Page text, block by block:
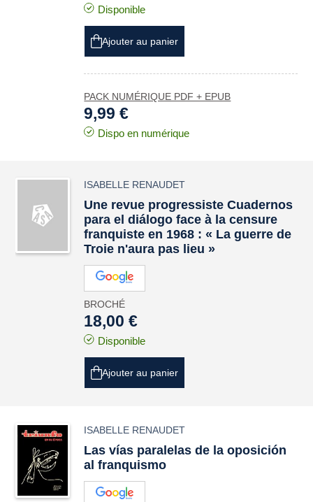
Disponible
Ajouter au panier
PACK NUMÉRIQUE PDF + EPUB
9,99 €
Dispo en numérique
ISABELLE RENAUDET
Une revue progressiste Cuadernos
para el diálogo face à la censure
franquiste en 1968 : « La guerre de
Troie n'aura pas lieu »
BROCHÉ
18,00 €
Disponible
Ajouter au panier
ISABELLE RENAUDET
Las vías paralelas de la oposición
al franquismo